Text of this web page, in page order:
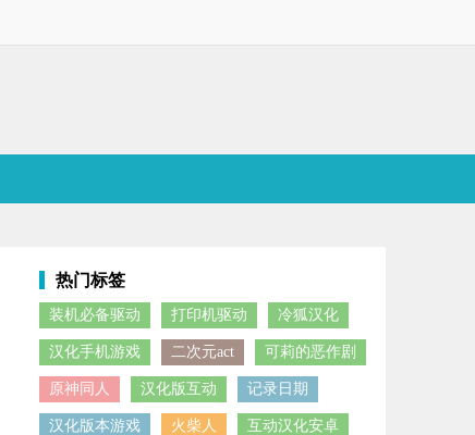
优化打印机的功能以及操作内容，一键开启优化以及打印机的参
热门标签
装机必备驱动 打印机驱动 冷狐汉化
汉化手机游戏 二次元act 可莉的恶作剧
原神同人 汉化版互动 记录日期
汉化版本游戏 火柴人 互动汉化安卓